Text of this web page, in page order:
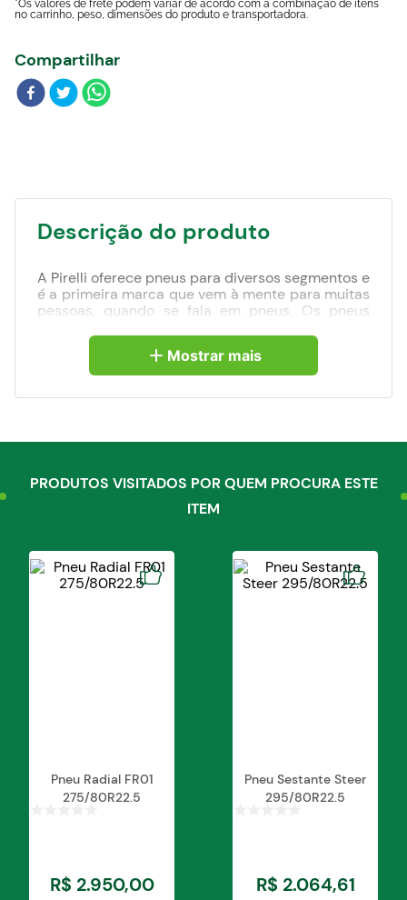
*Os valores de frete podem variar de acordo com a combinação de itens
no carrinho, peso, dimensões do produto e transportadora.
Compartilhar
Descrição do produto
A Pirelli oferece pneus para diversos segmentos e
é a primeira marca que vem à mente para muitas
pessoas, quando se fala em pneus. Os pneus
serem sinônimo de qualidade e desempenho
para veículos. Raia central mais elevada que
proporciona melhor dirigibilidade, Perfil dos
Ribs) que protegem o flanco contra cortes e
Medida: 10.00-16
Aro: 16
Aro Recomendado: 8LB, W8, W8L
Mostrar mais
PRODUTOS VISITADOS POR QUEM PROCURA ESTE
ITEM
Pneu Radial FR01
275/80R22.5
R$ 2.950,00
Pneu Sestante Steer
295/80R22.5
R$ 2.064,61
Blog